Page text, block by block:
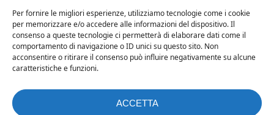
Per fornire le migliori esperienze, utilizziamo tecnologie come i cookie
per memorizzare e/o accedere alle informazioni del dispositivo. Il
consenso a queste tecnologie ci permetterà di elaborare dati come il
comportamento di navigazione o ID unici su questo sito. Non
acconsentire o ritirare il consenso può influire negativamente su alcune
caratteristiche e funzioni.
ACCETTA